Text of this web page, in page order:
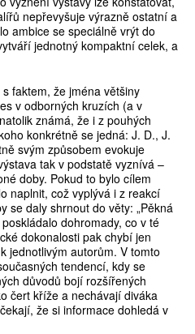
nepřevyšuje výrazně ostatní a
ambice se speciálně vrýt do
jednotný kompaktní celek, a
faktem, že jména většiny
v odborných kruzích (a v
známá, že i z pouhých
konkrétně se jedná: J. D., J.
svým způsobem evokuje
tak v podstatě vyznívá –
doby. Pokud to bylo cílem
naplnit, což vyplývá i z reakcí
se daly shrnout do věty: „Pěkná
dohromady, co v té
dokonalosti pak chybí jen
jednotlivým autorům. V tomto
tendencí, kdy se
důvodů bojí rozšířených
čert kříže a nechávají diváka
že si informace dohledá v